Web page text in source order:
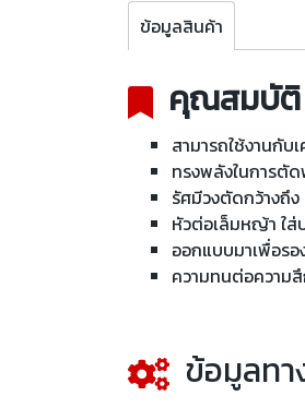
ข้อมูลสินค้า
คุณสมบัติ
สามารถใช้งานกับ
ทรงพลังในการตั
รัศมีวงตัดกว้างถึ
หัวต่อเล็มหญ้า ใส่
ออกแบบมาเพื่อร
ความทนต่อความสึ
ข้อมูลทา